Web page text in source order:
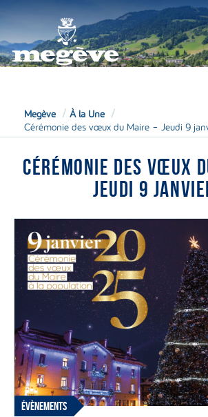
Megève
À la Une
Cérémonie des vœux du Maire – Jeudi 9
CÉRÉMONIE DES VŒUX
JEUDI 9
ÉVÈNEMENTS